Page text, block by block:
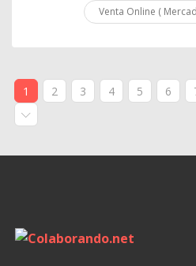
Venta Online (
1 2 3 4 5 6